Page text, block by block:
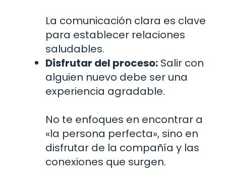
La comunicación clara es clave
para establecer relaciones
saludables.
Disfrutar del proceso: Salir con
alguien nuevo debe ser una
experiencia agradable.
No te enfoques en encontrar a
«la persona perfecta», sino en
disfrutar de la compañía y las
conexiones que surgen.